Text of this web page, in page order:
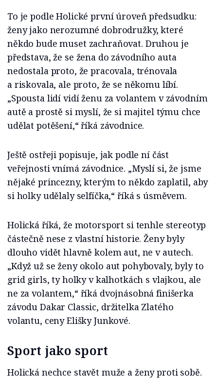
To je podle Holické první úroveň předsudku:
ženy jako nerozumné dobrodružky, které
někdo bude muset zachraňovat. Druhou je
představa, že se žena do závodního auta
nedostala proto, že pracovala, trénovala
a riskovala, ale proto, že se někomu líbí.
„Spousta lidí vidí ženu za volantem v závodním
autě a prostě si myslí, že si majitel týmu chce
udělat potěšení,“ říká závodnice.
Ještě ostřeji popisuje, jak podle ní část
veřejnosti vnímá závodnice. „Myslí si, že jsme
nějaké princezny, kterým to někdo zaplatil, aby
si holky udělaly selfíčka,“ říká s úsměvem.
Holická říká, že motorsport si tenhle stereotyp
částečně nese z vlastní historie. Ženy byly
dlouho vidět hlavně kolem aut, ne v autech.
„Když už se ženy okolo aut pohybovaly, byly to
grid girls, ty holky v kalhotkách s vlajkou, ale
ne za volantem,“ říká dvojnásobná finišerka
závodu Dakar Classic, držitelka Zlatého
volantu, ceny Elišky Junkové.
Sport jako sport
Holická nechce stavět muže a ženy proti sobě.